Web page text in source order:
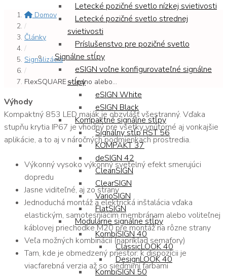
Letecké pozičné svetlo nízkej svietivosti
Letecké pozičné svetlo strednej
svietivosti
Príslušenstvo pre pozičné svetlo
Signálne stĺpy
eSIGN voľne konfigurovateľné signálne
stĺpy
eSIGN White
eSIGN Black
Kompaktné signálne stĺpy
Signálny stĺp RST 56
KOMPAKT 37
deSIGN 42
CleanSIGN
ClearSIGN
VarioSIGN
FlatSIGN
Modulárne signálne stĺpy
KombiSIGN 40
ClassicLOOK 40
DesignLOOK 40
KombiSIGN 50
Domov
/
Články
/
Signalizácia
/
FlexSQUARE – Jedno alebo...
Výhody
Kompaktný 853 LED maják je obzvlášť všestranný. Vďaka
stupňu krytia IP67 je vhodný pre všetky vnútorné aj vonkajšie
aplikácie, a to aj v náročných podmienkach prostredia.
Výkonný vysoko výkonný svetelný efekt smerujúci
dopredu
Jasne viditeľné, aj zo strany
Jednoduchá montáž a elektrická inštalácia vďaka
elastickým, samotesniacim membránam alebo voliteľnej
káblovej priechodke M20 pre montáž na rôzne strany
Veľa možných kombinácií (napríklad semafory)
Tam, kde je obmedzený priestor: k dispozícii je
viacfarebná verzia až so siedmimi farbami